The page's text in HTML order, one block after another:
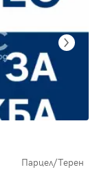
Парцел/Терен